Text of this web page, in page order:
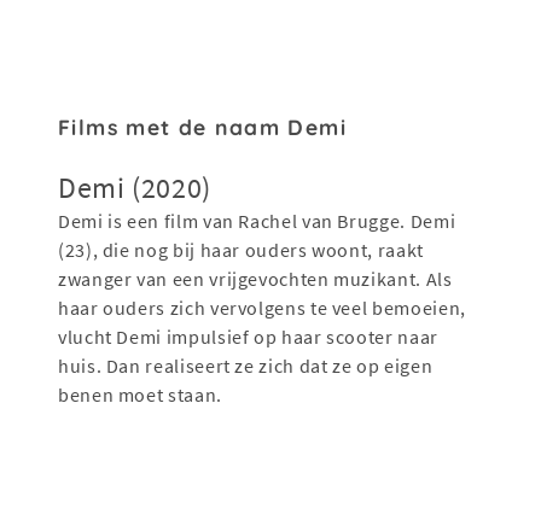
Films met de naam Demi
Demi (2020)
Demi is een film van Rachel van Brugge. Demi
(23), die nog bij haar ouders woont, raakt
zwanger van een vrijgevochten muzikant. Als
haar ouders zich vervolgens te veel bemoeien,
vlucht Demi impulsief op haar scooter naar
huis. Dan realiseert ze zich dat ze op eigen
benen moet staan.